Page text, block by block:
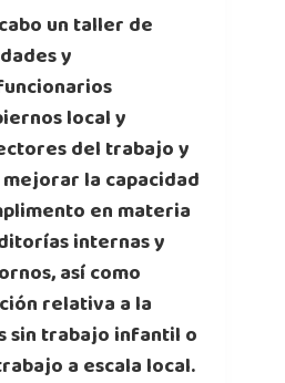
un taller de
y
local y
del trabajo y
la capacidad
en materia
internas y
así como
relativa a la
sin trabajo infantil o
a escala local.